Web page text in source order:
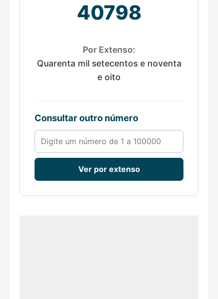
40798
Por Extenso:
Quarenta mil setecentos e noventa
e oito
Consultar outro número
Número de 1 a 100000
Ver por extenso